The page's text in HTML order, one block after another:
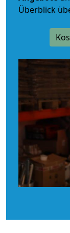
Überblick